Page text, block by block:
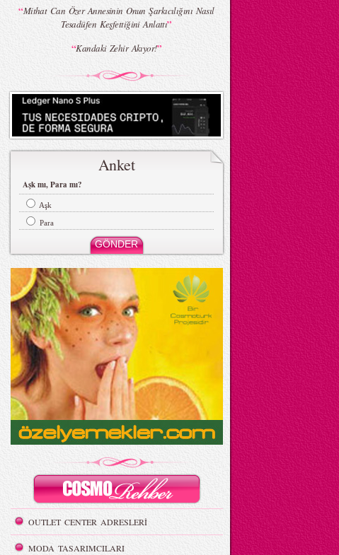
“Mithat Can Özer Annesinin Onun Şarkıcılığını Nasıl
Tesadüfen Keşfettiğini Anlattı”
“Kandaki Zehir Akıyor!”
Anket
Aşk mı, Para mı?
Aşk
Para
OUTLET CENTER ADRESLERİ
MODA TASARIMCILARI